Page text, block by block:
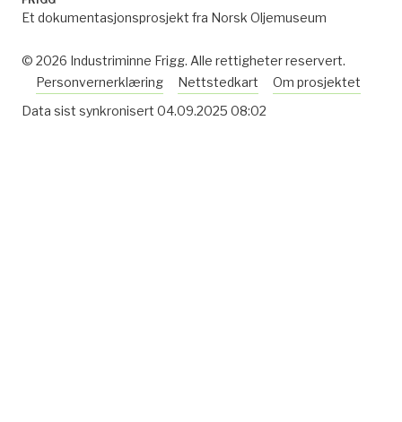
Et dokumentasjonsprosjekt fra Norsk Oljemuseum
© 2026 Industriminne Frigg. Alle rettigheter reservert.
Personvernerklæring
Nettstedkart
Om prosjektet
Data sist synkronisert 04.09.2025 08:02